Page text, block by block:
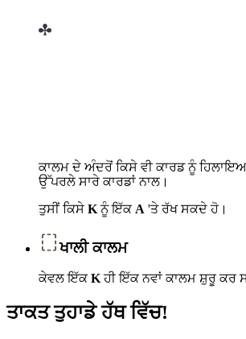
ਕਾਲਮ ਦੇ ਅੰਦਰੋਂ ਕਿਸੇ ਵੀ ਕਾਰਡ ਨੂੰ
ਉੱਪਰਲੇ ਸਾਰੇ ਕਾਰਡਾਂ ਨਾਲ।
ਤੁਸੀਂ ਕਿਸੇ Kਨੂੰ ਇੱਕ A 'ਤੇ ਰੱਖ ਸਕਦੇ ਹੋ।
ਖਾਲੀ ਕਾਲਮ
ਕੇਵਲ ਇੱਕKਹੀ ਇੱਕ ਨਵਾਂ ਕਾਲਮ ਸ਼ੁਰੂ ਕਰ
ਤਾਕਤ ਤੁਹਾਡੇ ਹੱਥ ਵਿੱਚ!